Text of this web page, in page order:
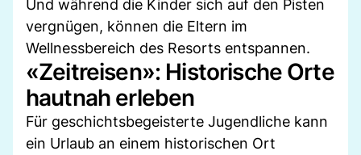
Und während die Kinder sich auf den Pisten
vergnügen, können die Eltern im
Wellnessbereich des Resorts entspannen.
«Zeitreisen»: Historische Orte
hautnah erleben
Für geschichtsbegeisterte Jugendliche kann
ein Urlaub an einem historischen Ort